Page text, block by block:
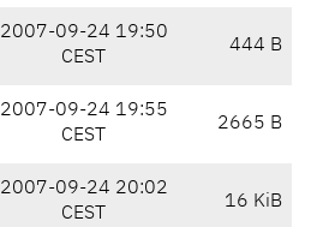
2007-09-24 19:50
CEST
444 B
2007-09-24 19:55
CEST
2665 B
2007-09-24 20:02
CEST
16 KiB